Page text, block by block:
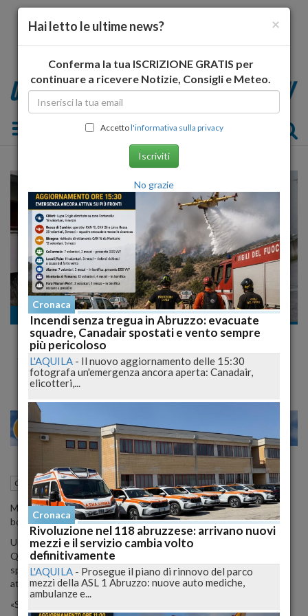
Toggle navigation
Cronaca nazionale
Case Popolari Piene di Ultra Centenari,
Scattano i Controlli
MILANO 22 27
Cronaca nazionale 11 Febbraio 2015 05:04
MILANO - Nella capitale lombarda pare ci sia un vero e proprio
boom di ultracentenari, tutti stipati nelle case popolari.
Un vero e proprio caso che puzza di giallo,«Troppi ultracentenari.
Qualcosa non va». Così il presidente di Mm Davide Corritore ha
spiegato la «situazione di caos» nell'anagrafe a disposizione
attualmente sugli inquilini degli alloggi del Comune.
«Stando ai dati sull'inquilinato che abbiamo ereditato da Aler -
×
Hai letto le ultime news?
Conferma la tua ISCRIZIONE GRATIS per
continuare a ricevere Notizie, Consigli e Meteo.
Accettol'informativa sulla privacy
Iscriviti
No grazie
Cronaca
Incendi senza tregua in Abruzzo: evacuate
squadre, Canadair spostati e vento sempre
più pericoloso
L'AQUILA - Il nuovo aggiornamento delle 15:30
fotografa un'emergenza ancora aperta: Canadair,
elicotteri,...
Cronaca
Rivoluzione nel 118 abruzzese: arrivano nuovi
mezzi e il servizio cambia volto
definitivamente
L'AQUILA - Prosegue il piano di rinnovo del parco
mezzi della ASL 1 Abruzzo: nuove auto mediche,
ambulanze e...